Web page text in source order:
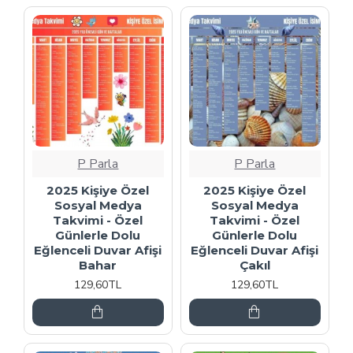
P Parla
2025 Kişiye Özel
Sosyal Medya
Takvimi - Özel
Günlerle Dolu
Eğlenceli Duvar Afişi
Bahar
129,60TL
P Parla
2025 Kişiye Özel
Sosyal Medya
Takvimi - Özel
Günlerle Dolu
Eğlenceli Duvar Afişi
Çakıl
129,60TL